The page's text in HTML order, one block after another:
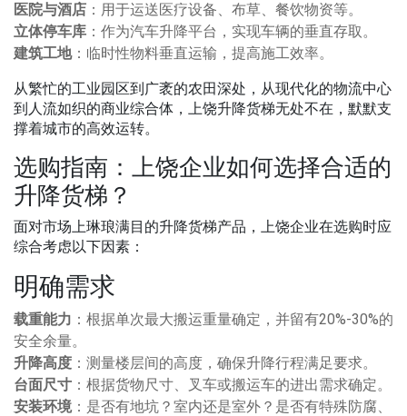
医院与酒店 ：用于运送医疗设备、布草、餐饮物资等。
立体停车库 ：作为汽车升降平台，实现车辆的垂直存取。
建筑工地：临时性物料垂直运输，提高施工效率。
从繁忙的工业园区到广袤的农田深处，从现代化的物流中心
到人流如织的商业综合体，上饶升降货梯无处不在，默默支
撑着城市的高效运转。
选购指南：上饶企业如何选择合适的
升降货梯？
面对市场上琳琅满目的升降货梯产品，上饶企业在选购时应
综合考虑以下因素：
明确需求
载重能力 ：根据单次最大搬运重量确定，并留有20%-30%的
安全余量。
升降高度 ：测量楼层间的高度，确保升降行程满足要求。
台面尺寸 ：根据货物尺寸、叉车或搬运车的进出需求确定。
安装环境：是否有地坑？室内还是室外？是否有特殊防腐、